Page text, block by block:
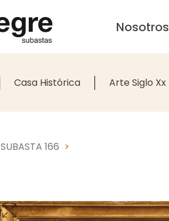
Nosotros
Casa Histórica Arte Siglo Xx
SUBASTA 166